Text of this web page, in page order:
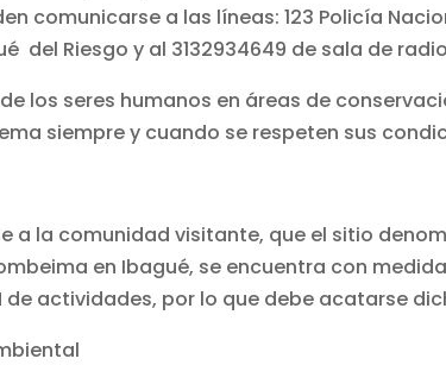
comunicarse a las líneas: 123 Policía
del Riesgo y al 3132934649 de sala de
los seres humanos en áreas de
siempre y cuando se respeten sus
a la comunidad visitante, que el sitio
en Ibagué, se encuentra con
de actividades, por lo que debe acatarse